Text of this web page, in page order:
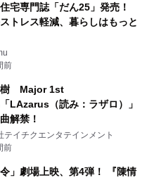
宅専門誌「だん25」発売！
トレス軽減、暮らしはもっと
前
樹 Major 1st
LAzarus（読み：ラザロ）」
解禁！
テイチクエンタテインメント
前
令」劇場上映、第4弾！ 『陳情